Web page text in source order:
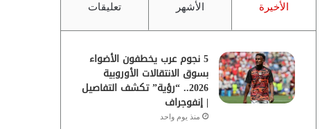
الأخيرة الأشهر تعليقات
5 نجوم عرب يخطفون الأضواء
بسوق الانتقالات الأوروبية
2026.. “رؤية” تكشف التفاصيل
| إنفوجراف
منذ يوم واحد